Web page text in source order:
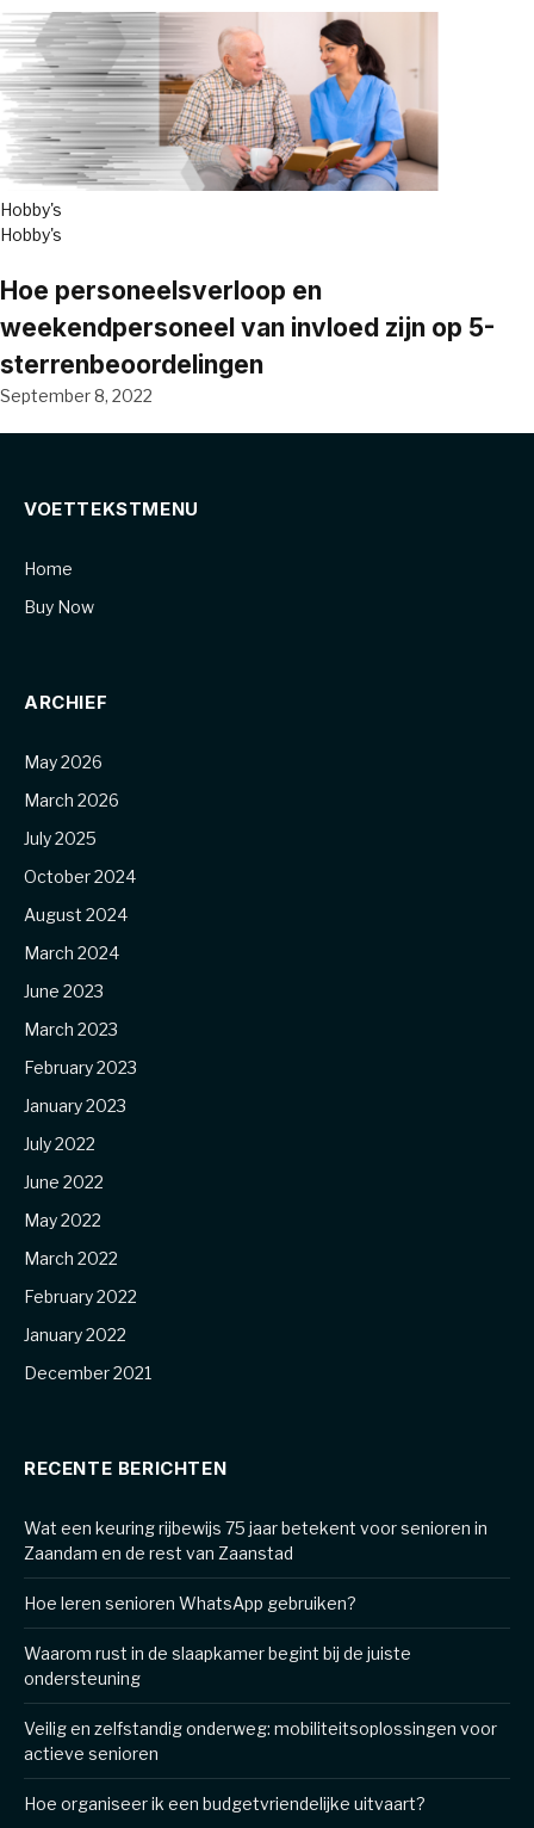
Hobby's
Hobby's
Hoe personeelsverloop en
weekendpersoneel van invloed zijn op 5-
sterrenbeoordelingen
September 8, 2022
VOETTEKSTMENU
Home
Buy Now
ARCHIEF
May 2026
March 2026
July 2025
October 2024
August 2024
March 2024
June 2023
March 2023
February 2023
January 2023
July 2022
June 2022
May 2022
March 2022
February 2022
January 2022
December 2021
RECENTE BERICHTEN
Wat een keuring rijbewijs 75 jaar betekent voor senioren in
Zaandam en de rest van Zaanstad
Hoe leren senioren WhatsApp gebruiken?
Waarom rust in de slaapkamer begint bij de juiste
ondersteuning
Veilig en zelfstandig onderweg: mobiliteitsoplossingen voor
actieve senioren
Hoe organiseer ik een budgetvriendelijke uitvaart?